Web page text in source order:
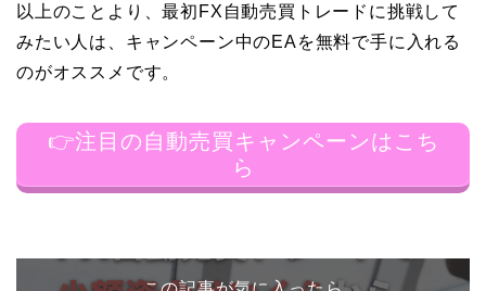
以上のことより、最初FX自動売買トレードに挑戦して
みたい人は、キャンペーン中のEAを無料で手に入れる
のがオススメです。
👉注目の自動売買キャンペーンはこち
ら